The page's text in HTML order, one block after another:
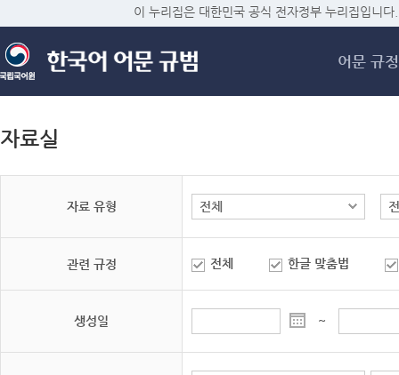
메
이 누리집은 대한민국 공식 전자정부 누리집입니다.
어문 규정
자료실
자료 유형
관련 규정 전체 한글 맞춤법
생성일 ~